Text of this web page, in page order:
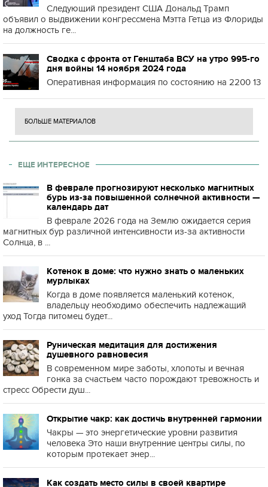
Следующий президент США Дональд Трамп
объявил о выдвижении конгрессмена Мэтта Гетца из Флориды
на должность ге...
Сводка с фронта от Генштаба ВСУ на утро 995-го
дня войны 14 ноября 2024 года
Оперативная информация по состоянию на 2200 13
БОЛЬШЕ МАТЕРИАЛОВ
ЕЩЕ ИНТЕРЕСНОЕ
В феврале прогнозируют несколько магнитных
бурь из-за повышенной солнечной активности —
календарь дат
В феврале 2026 года на Землю ожидается серия
магнитных бур различной интенсивности из-за активности
Солнца, в ...
Котенок в доме: что нужно знать о маленьких
мурлыках
Когда в доме появляется маленький котенок,
владельцу необходимо обеспечить надлежащий
уход Тогда питомец будет...
Руническая медитация для достижения
душевного равновесия
В современном мире заботы, хлопоты и вечная
гонка за счастьем часто порождают тревожность и
стресс Обрести душ...
Открытие чакр: как достичь внутренней гармонии
Чакры — это энергетические уровни развития
человека Это наши внутренние центры силы, по
которым протекает энер...
Как создать место силы в своей квартире